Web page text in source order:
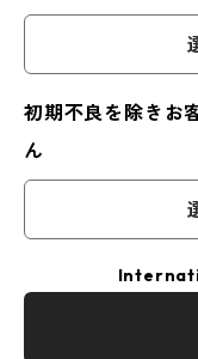
初期不良を除きお
ん